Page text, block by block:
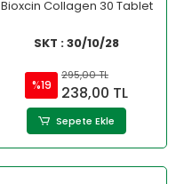
Bioxcin Collagen 30 Tablet
SKT : 30/10/28
%19
295,00 TL
238,00 TL
Sepete Ekle